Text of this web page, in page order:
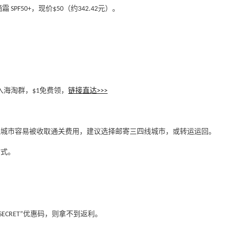
SPF50+，现价$50（约342.42元）。
淘群，$1免费领， 链接直达>>>
市容易被收取通关费用，建议选择邮寄三四线城市，或转运运回。
。
优惠码，则拿不到返利。